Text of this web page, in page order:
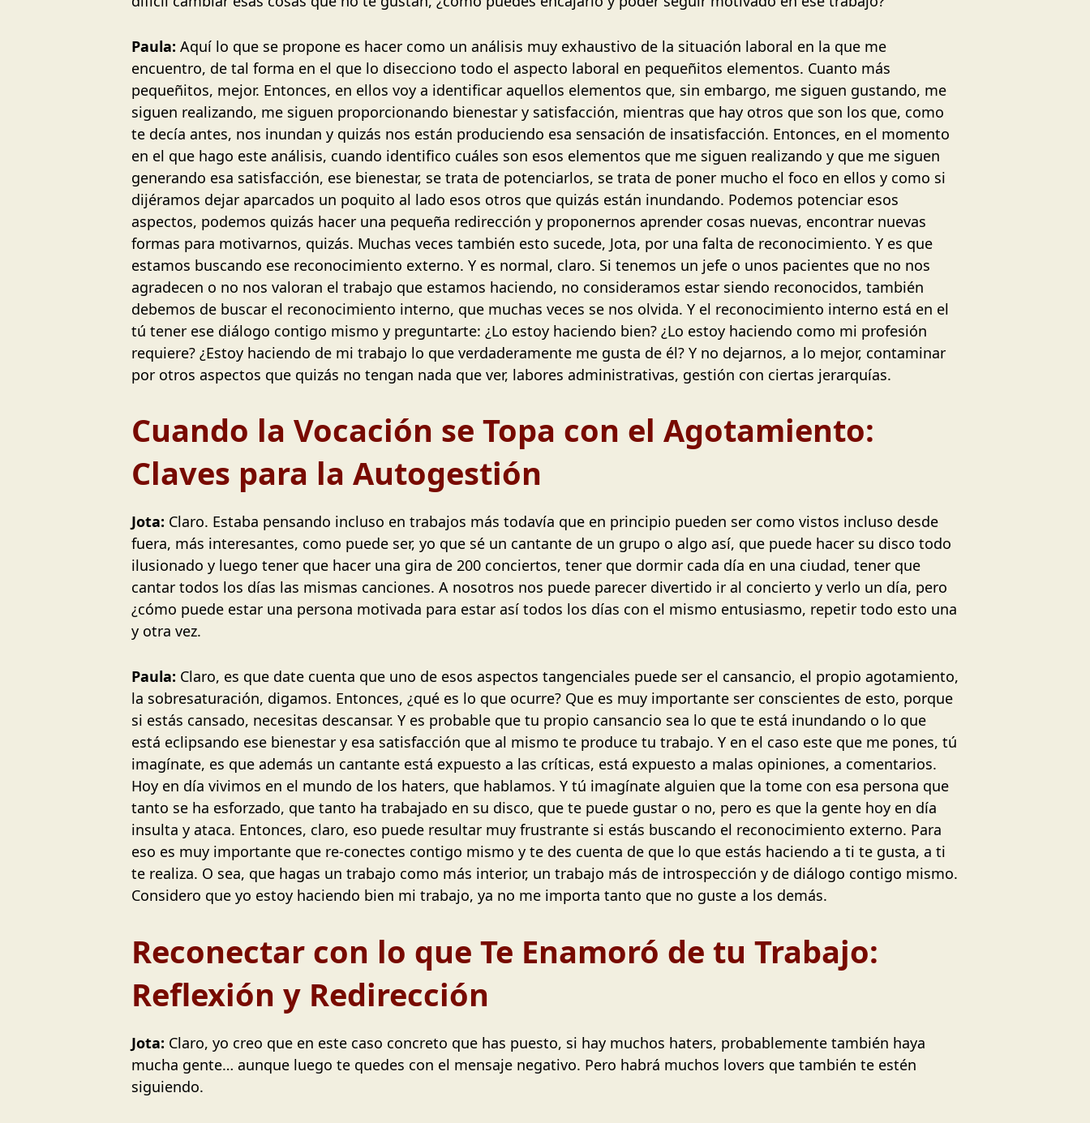
Paula: Aquí lo que se propone es hacer como un análisis muy exhaustivo de la situación laboral en la que me
encuentro, de tal forma en el que lo disecciono todo el aspecto laboral en pequeñitos elementos. Cuanto más
pequeñitos, mejor. Entonces, en ellos voy a identificar aquellos elementos que, sin embargo, me siguen gustando, me
siguen realizando, me siguen proporcionando bienestar y satisfacción, mientras que hay otros que son los que, como
te decía antes, nos inundan y quizás nos están produciendo esa sensación de insatisfacción. Entonces, en el momento
en el que hago este análisis, cuando identifico cuáles son esos elementos que me siguen realizando y que me siguen
generando esa satisfacción, ese bienestar, se trata de potenciarlos, se trata de poner mucho el foco en ellos y como si
dijéramos dejar aparcados un poquito al lado esos otros que quizás están inundando. Podemos potenciar esos
aspectos, podemos quizás hacer una pequeña redirección y proponernos aprender cosas nuevas, encontrar nuevas
formas para motivarnos, quizás. Muchas veces también esto sucede, Jota, por una falta de reconocimiento. Y es que
estamos buscando ese reconocimiento externo. Y es normal, claro. Si tenemos un jefe o unos pacientes que no nos
agradecen o no nos valoran el trabajo que estamos haciendo, no consideramos estar siendo reconocidos, también
debemos de buscar el reconocimiento interno, que muchas veces se nos olvida. Y el reconocimiento interno está en el
tú tener ese diálogo contigo mismo y preguntarte: ¿Lo estoy haciendo bien? ¿Lo estoy haciendo como mi profesión
requiere? ¿Estoy haciendo de mi trabajo lo que verdaderamente me gusta de él? Y no dejarnos, a lo mejor, contaminar
por otros aspectos que quizás no tengan nada que ver, labores administrativas, gestión con ciertas jerarquías.
Cuando la Vocación se Topa con el Agotamiento:
Claves para la Autogestión
Jota: Claro. Estaba pensando incluso en trabajos más todavía que en principio pueden ser como vistos incluso desde
fuera, más interesantes, como puede ser, yo que sé un cantante de un grupo o algo así, que puede hacer su disco todo
ilusionado y luego tener que hacer una gira de 200 conciertos, tener que dormir cada día en una ciudad, tener que
cantar todos los días las mismas canciones. A nosotros nos puede parecer divertido ir al concierto y verlo un día, pero
¿cómo puede estar una persona motivada para estar así todos los días con el mismo entusiasmo, repetir todo esto una
y otra vez.
Paula: Claro, es que date cuenta que uno de esos aspectos tangenciales puede ser el cansancio, el propio agotamiento,
la sobresaturación, digamos. Entonces, ¿qué es lo que ocurre? Que es muy importante ser conscientes de esto, porque
si estás cansado, necesitas descansar. Y es probable que tu propio cansancio sea lo que te está inundando o lo que
está eclipsando ese bienestar y esa satisfacción que al mismo te produce tu trabajo. Y en el caso este que me pones, tú
imagínate, es que además un cantante está expuesto a las críticas, está expuesto a malas opiniones, a comentarios.
Hoy en día vivimos en el mundo de los haters, que hablamos. Y tú imagínate alguien que la tome con esa persona que
tanto se ha esforzado, que tanto ha trabajado en su disco, que te puede gustar o no, pero es que la gente hoy en día
insulta y ataca. Entonces, claro, eso puede resultar muy frustrante si estás buscando el reconocimiento externo. Para
eso es muy importante que re-conectes contigo mismo y te des cuenta de que lo que estás haciendo a ti te gusta, a ti
te realiza. O sea, que hagas un trabajo como más interior, un trabajo más de introspección y de diálogo contigo mismo.
Considero que yo estoy haciendo bien mi trabajo, ya no me importa tanto que no guste a los demás.
Reconectar con lo que Te Enamoró de tu Trabajo:
Reflexión y Redirección
Jota: Claro, yo creo que en este caso concreto que has puesto, si hay muchos haters, probablemente también haya
mucha gente… aunque luego te quedes con el mensaje negativo. Pero habrá muchos lovers que también te estén
siguiendo.